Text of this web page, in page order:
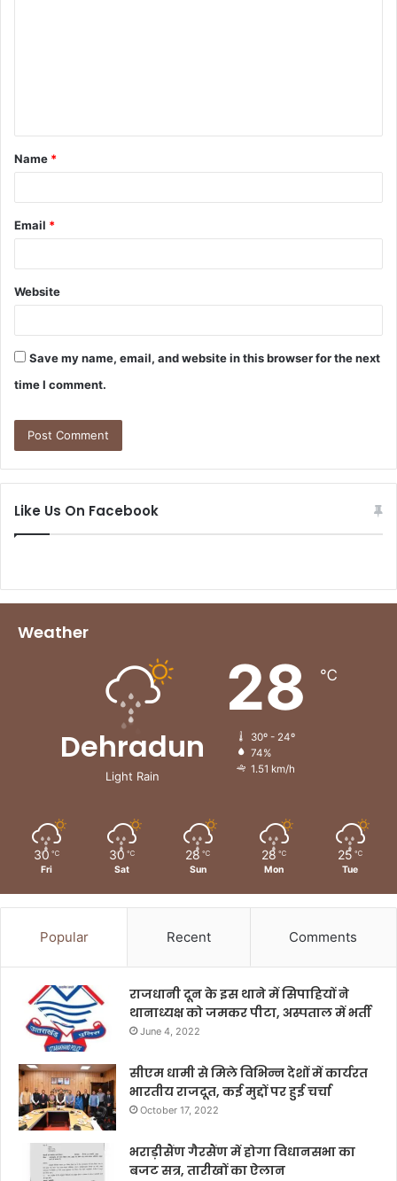
t
*
Name *
Email *
Website
Save my name, email, and website in this browser for the next
time I comment.
Like Us On Facebook
Weather
Dehradun
Light Rain
28 ℃
30º - 24º
74%
1.51 km/h
30 ℃
Fri
30 ℃
Sat
28 ℃
Sun
28 ℃
Mon
25 ℃
Tue
Popular Recent Comments
राजधानी दून के इस थाने में सिपाहियों ने
थानाध्यक्ष को जमकर पीटा, अस्पताल में भर्ती
June 4, 2022
सीएम धामी से मिले विभिन्न देशों में कार्यरत
भारतीय राजदूत, कई मुद्दों पर हुई चर्चा
October 17, 2022
भराड़ीसैंण गैरसैंण में होगा विधानसभा का
बजट सत्र, तारीखों का ऐलान